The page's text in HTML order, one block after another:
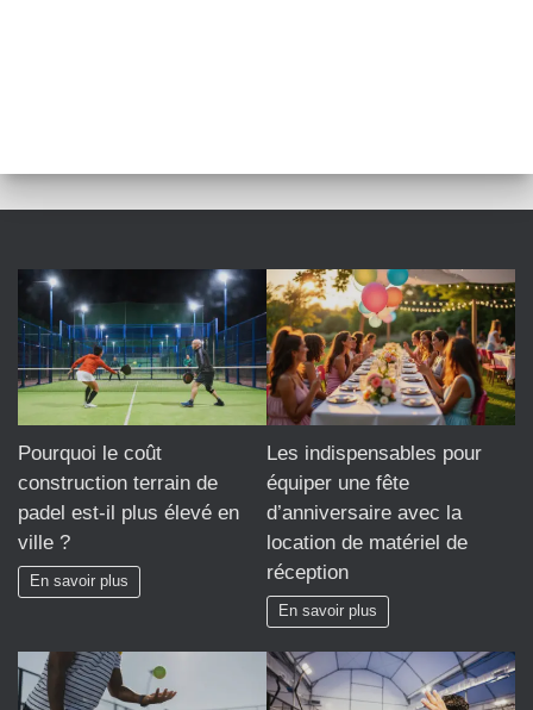
Pourquoi le coût
construction terrain de
padel est-il plus élevé en
ville ?
En savoir plus
Les indispensables pour
équiper une fête
d’anniversaire avec la
location de matériel de
réception
En savoir plus